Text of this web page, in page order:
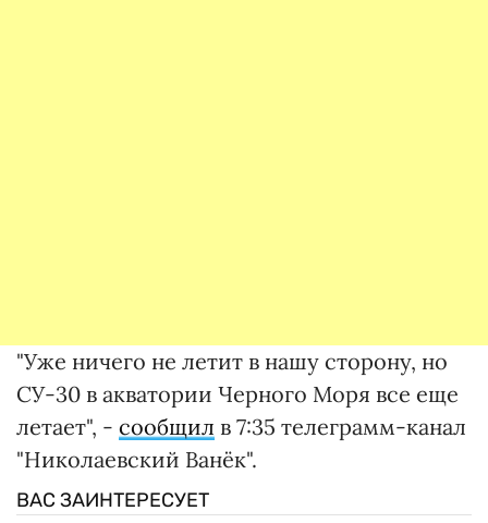
"Уже ничего не летит в нашу сторону, но
СУ-30 в акватории Черного Моря все еще
летает", - сообщил в 7:35 телеграмм-канал
"Николаевский Ванёк".
ВАС ЗАИНТЕРЕСУЕТ